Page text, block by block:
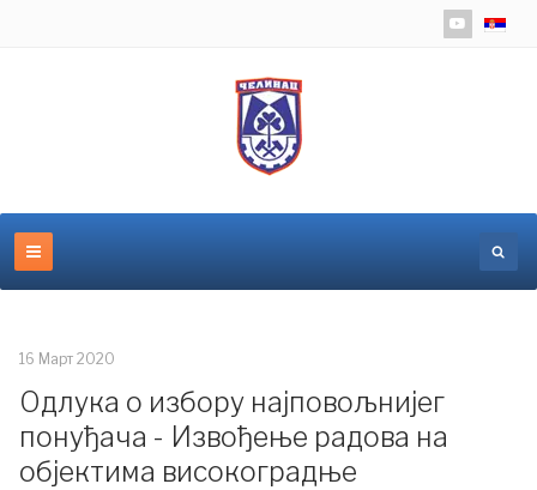
16 Март 2020
Одлука о избору најповољнијег
понуђача - Извођење радова на
објектима високоградње